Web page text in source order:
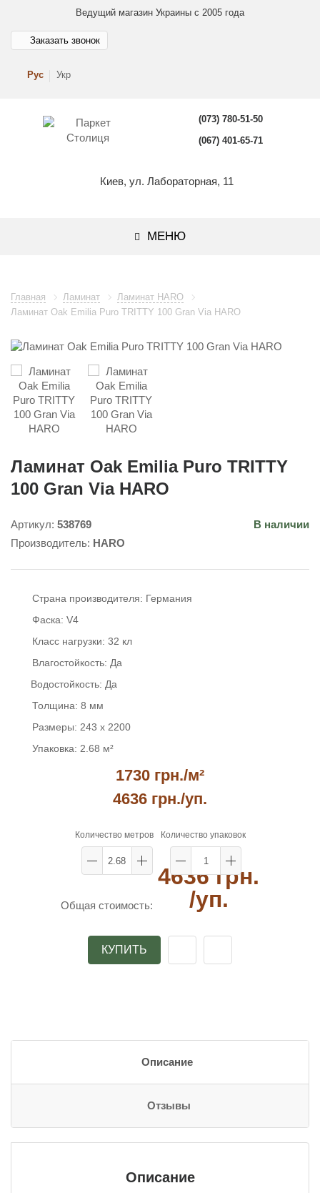
Ведущий магазин Украины с 2005 года
Рус Укр
Заказать звонок
(073) 780-51-50
(067) 401-65-71
Киев, ул. Лабораторная, 11
МЕНЮ
Главная Ламинат
Ламинат HARO
Ламинат Oak Emilia Puro TRITTY 100 Gran Via HARO
Ламинат Oak Emilia Puro TRITTY
100 Gran Via HARO
Артикул: 538769
В наличии
Производитель: HARO
Страна производителя: Германия
Фаска: V4
Класс нагрузки: 32 кл
Влагостойкость: Да
Водостойкость: Да
Толщина: 8 мм
Размеры: 243 x 2200
Упаковка: 2.68 м²
1730 грн./м²
4636 грн./уп.
Количество метров Количество упаковок
Общая стоимость:
4636 грн.
/уп.
КУПИТЬ
Описание
Отзывы
Описание